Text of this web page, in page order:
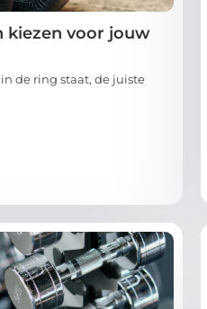
kiezen voor jouw
de ring staat, de juiste